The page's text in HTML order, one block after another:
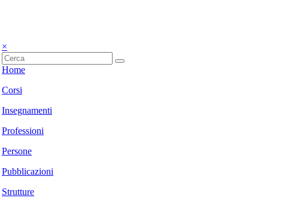
×
Home
Corsi
Insegnamenti
Professioni
Persone
Pubblicazioni
Strutture